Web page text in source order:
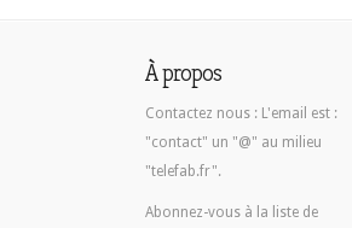
À propos
Contactez nous : L'email est :
"contact" un "@" au milieu
"telefab.fr".
Abonnez-vous à la liste de